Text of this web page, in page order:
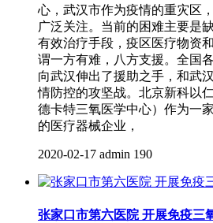
心，武汉市作为疫情的重灾区
广泛关注。当前的困难主要是
有效治疗手段，疫区医疗物资
谓一方有难，八方支援。全国
向武汉伸出了援助之手，和武
情防控的攻坚战。北京新科以
德卡特三氧医学中心）作为一
的医疗器械企业，
2020-02-17 admin 190
张家口市第六医院 开展免疫三